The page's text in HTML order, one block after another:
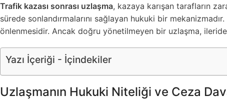
Trafik kazası sonrası uzlaşma, kazaya karışan tarafların
sürede sonlandırmalarını sağlayan hukuki bir
önlenmesidir. Ancak doğru yönetilmeyen bir uzlaşma,
Yazı İçeriği - İçindekiler
Uzlaşmanın Hukuki Niteliği ve Ceza